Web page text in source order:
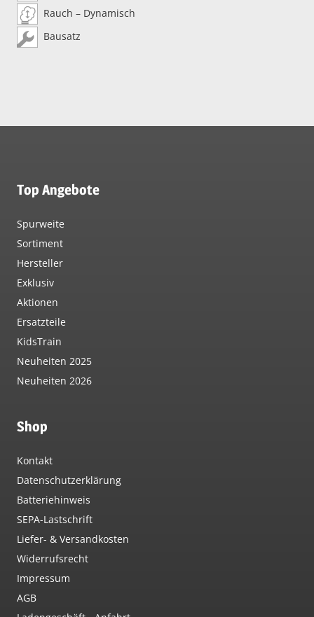
Rauch – Dynamisch
Bausatz
Top Angebote
Spurweite
Sortiment
Hersteller
Exklusiv
Aktionen
Ersatzteile
KidsTrain
Neuheiten 2025
Neuheiten 2026
Shop
Kontakt
Datenschutzerklärung
Batteriehinweis
SEPA-Lastschrift
Liefer- & Versandkosten
Widerrufsrecht
Impressum
AGB